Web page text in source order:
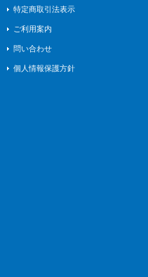
特定商取引法表示
ご利用案内
問い合わせ
個人情報保護方針